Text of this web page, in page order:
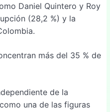
Daniel Quintero y Roy
(28,2 %) y la
más del 35 % de
de la
una de las figuras